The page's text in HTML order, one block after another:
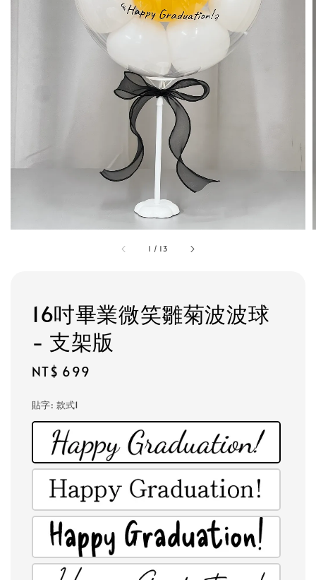
1 / 13
16吋畢業微笑雛菊波波球
- 支架版
Regular
NT$ 699
貼字: 款式1